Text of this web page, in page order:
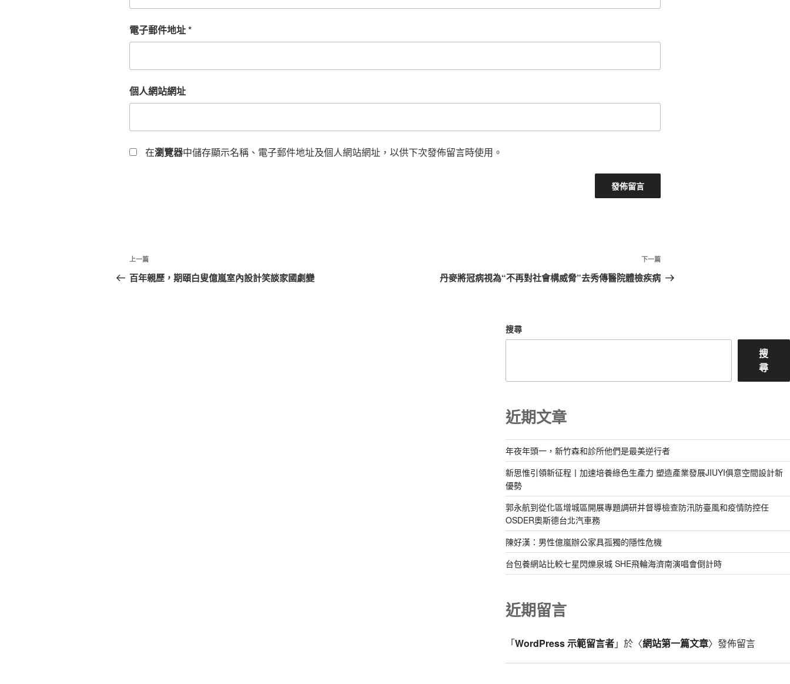
電子郵件地址*
個人網站網址
在瀏覽器中儲存顯示名稱、電子郵件地址及個人網站網址，以供下次發佈留言時使用。
文
章
上
一
上一篇
百年親歷，期頤白叟億嵐室內設計笑談家國劇變
下
一
下一篇
丹麥將冠病視為“不再對社會構威脅”去秀傳醫院體檢疾病
搜尋
搜
尋
近期文章
年夜年頭一，新竹森和診所他們是最美逆行者
新思惟引領新征程丨加速培養綠色生產力 塑造產業發展JIUYI俱意空間設計新
優勢
郭永航到從化區增城區開展專題調研并督導檢查防汛防臺風和疫情防控任
OSDER奧斯德台北汽車務
陳好漢：男性億嵐辦公家具孤獨的隱性危機
台包養網站比較七星閃爍泉城 SHE飛輪海濟南演唱會倒計時
近期留言
「WordPress 示範留言者」於〈網站第一篇文章〉發佈留言